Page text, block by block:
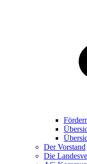
Der Vorstand
Die